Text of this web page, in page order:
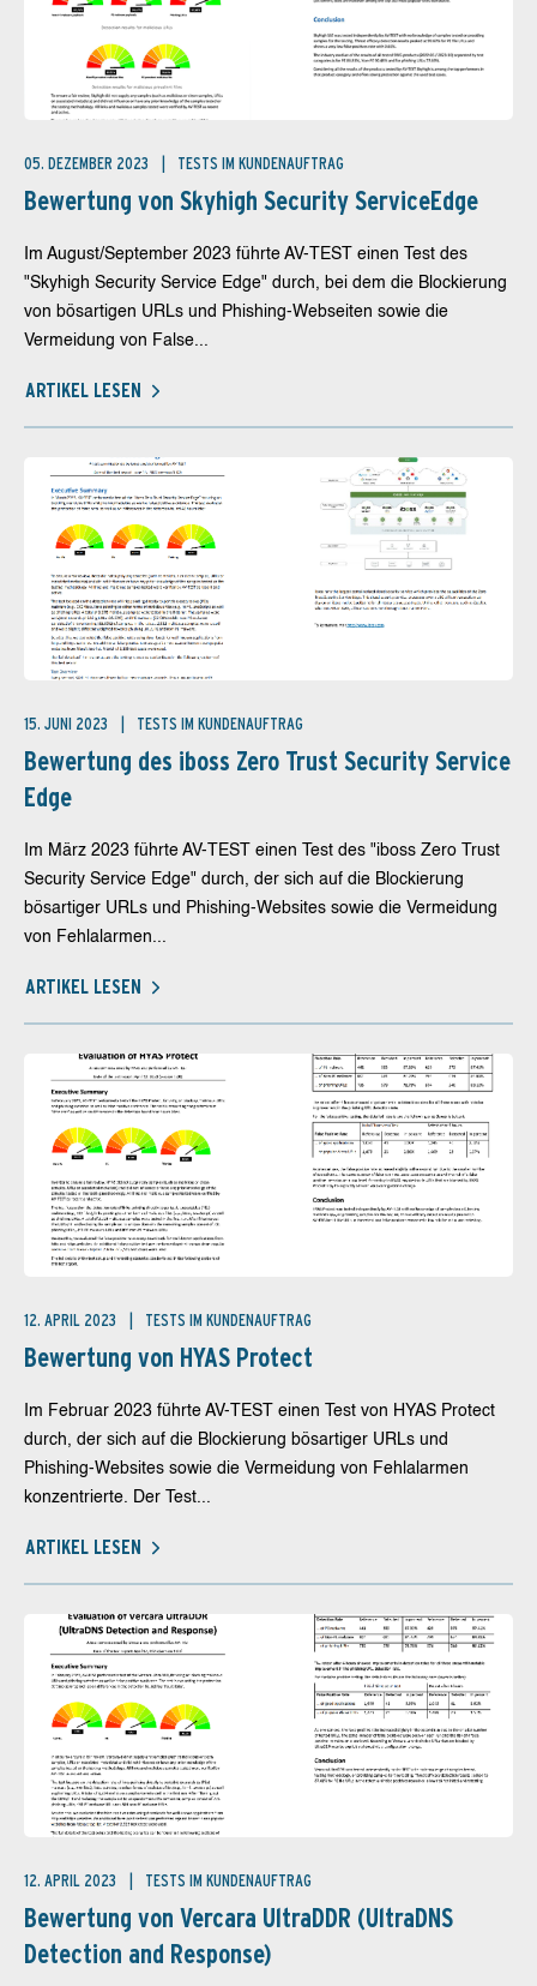
05. DEZEMBER 2023 TESTS IM KUNDENAUFTRAG
Bewertung von Skyhigh Security ServiceEdge
Im August/September 2023 führte AV-TEST einen Test des
"Skyhigh Security Service Edge" durch, bei dem die Blockierung
von bösartigen URLs und Phishing-Webseiten sowie die
Vermeidung von False...
ARTIKEL LESEN
15. JUNI 2023 TESTS IM KUNDENAUFTRAG
Bewertung des iboss Zero Trust Security Service
Edge
Im März 2023 führte AV-TEST einen Test des "iboss Zero Trust
Security Service Edge" durch, der sich auf die Blockierung
bösartiger URLs und Phishing-Websites sowie die Vermeidung
von Fehlalarmen...
ARTIKEL LESEN
12. APRIL 2023 TESTS IM KUNDENAUFTRAG
Bewertung von HYAS Protect
Im Februar 2023 führte AV-TEST einen Test von HYAS Protect
durch, der sich auf die Blockierung bösartiger URLs und
Phishing-Websites sowie die Vermeidung von Fehlalarmen
konzentrierte. Der Test...
ARTIKEL LESEN
12. APRIL 2023 TESTS IM KUNDENAUFTRAG
Bewertung von Vercara UltraDDR (UltraDNS
Detection and Response)